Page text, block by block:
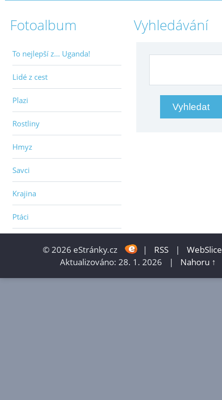
Fotoalbum
To nejlepší z... Uganda!
Lidé z cest
Plazi
Rostliny
Hmyz
Savci
Krajina
Ptáci
Vyhledávání
© 2026 eStránky.cz | RSS |
WebSlice
Aktualizováno: 28. 1. 2026
| Nahoru ↑